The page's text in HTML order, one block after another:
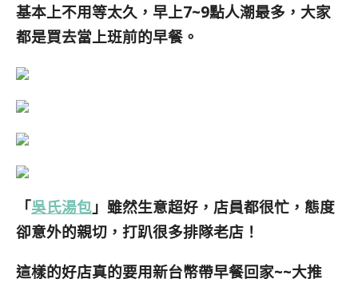
基本上不用等太久，早上7~9點人潮最多，大家
都是買去當上班前的早餐。
「吳氏湯包 」雖然生意超好，店員都很忙，態度
卻意外的親切，打趴很多排隊老店！
這樣的好店真的要用新台幣帶早餐回家~~大推